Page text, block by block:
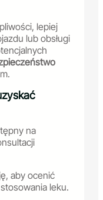
lepiej
lub obsługi
na
aby ocenić
leku.